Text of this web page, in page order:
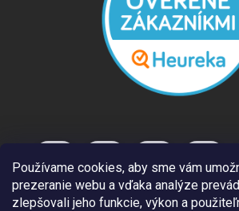
Používame cookies, aby sme vám
prezeranie webu a vďaka analýze
zlepšovali jeho funkcie, výkon a